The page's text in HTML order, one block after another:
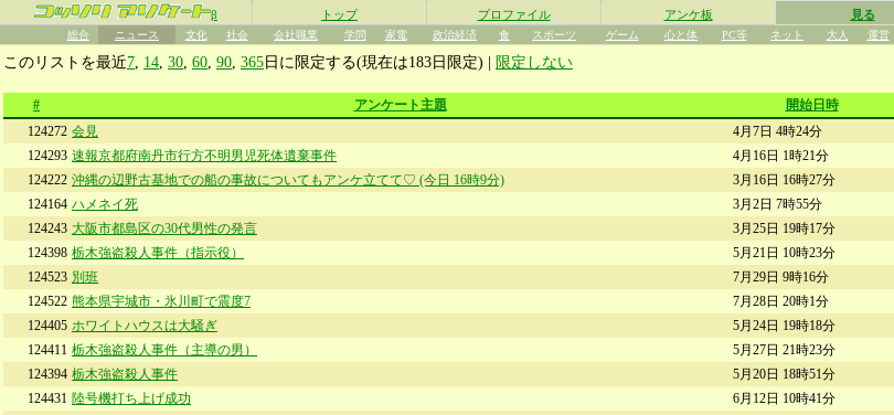
β トップ プロファイル アンケ板 見る
総合 ニュース 文化 社会 会社職業 学問 家電 政治経済 食 スポーツ ゲーム 心と体 PC等 ネット 大人 運営
このリストを最近7 14 30 60 90 365日に限定する(現在は183日限定) | 限定しない
# アンケート主題 開始日時
124272 会見 4月7日 4時24分
124293 速報京都府南丹市行方不明男児死体遺棄事件 4月16日 1時21分
124222 沖縄の辺野古基地での船の事故についてもアンケ立てて♡ (今日 16時9分) 3月16日 16時27分
124164 ハメネイ死 3月2日 7時55分
124243 大阪市都島区の30代男性の発言 3月25日 19時17分
124398 栃木強盗殺人事件（指示役） 5月21日 10時23分
124523 別班 7月29日 9時16分
124522 熊本県宇城市・氷川町で震度7 7月28日 20時1分
124405 ホワイトハウスは大騒ぎ 5月24日 19時18分
124411 栃木強盗殺人事件（主導の男） 5月27日 21時23分
124394 栃木強盗殺人事件 5月20日 18時51分
124431 陸号機打ち上げ成功 6月12日 10時41分